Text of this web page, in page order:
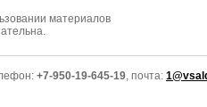
материалов
+7-950-19-645-19, почта: